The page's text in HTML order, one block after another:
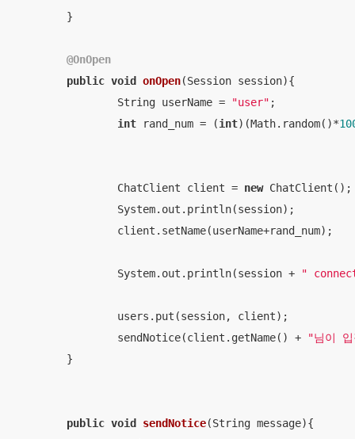
@OnOpen
public void onOpen(Session session){
		String userName =
"user" ;
int rand_num = (int)(Math.random()*
		ChatClient client =
new ChatClient();
		System.out.println(session +
"
		sendNotice(client.getName() +
"님이
public void sendNotice(String message){